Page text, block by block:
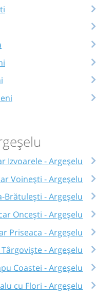
Izvoarele - Argeșelu
Voinești - Argeșelu
Brătulești - Argeșelu
Oncești - Argeșelu
Priseaca - Argeșelu
- Argeșelu
Coastei - Argeșelu
cu Flori - Argeșelu